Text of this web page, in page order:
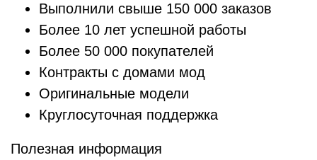
Выполнили свыше 150 000 заказов
Более 10 лет успешной работы
Более 50 000 покупателей
Контракты с домами мод
Оригинальные модели
Круглосуточная поддержка
Полезная информация